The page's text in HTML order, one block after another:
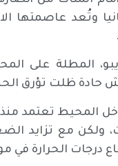
وتُعد عاصمتها
حادة ظلت تؤرق
المحيط تعتمد
ولكن مع تزايد
درجات الحرارة